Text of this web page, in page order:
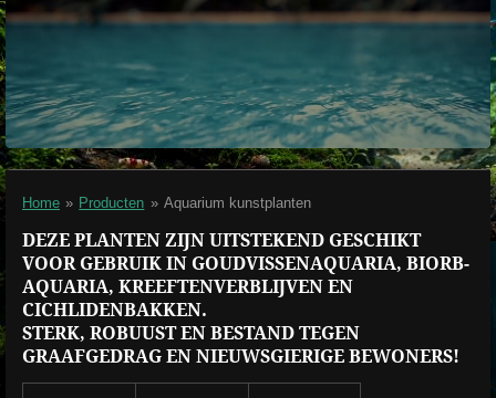
Home » Producten » Aquarium kunstplanten
DEZE PLANTEN ZIJN UITSTEKEND GESCHIKT
VOOR GEBRUIK IN GOUDVISSENAQUARIA, BIORB-
AQUARIA, KREEFTENVERBLIJVEN EN
CICHLIDENBAKKEN.
STERK, ROBUUST EN BESTAND TEGEN
GRAAFGEDRAG EN NIEUWSGIERIGE BEWONERS!